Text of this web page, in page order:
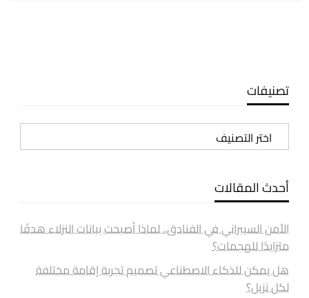
تصنيفات
تصنيفات
أحدث المقالات
الأمن السيبراني في الفنادق.. لماذا أصبحت بيانات النزلاء هدفًا
متزايدًا للهجمات؟
هل يمكن للذكاء الاصطناعي تصميم تجربة إقامة مختلفة
لكل نزيل؟